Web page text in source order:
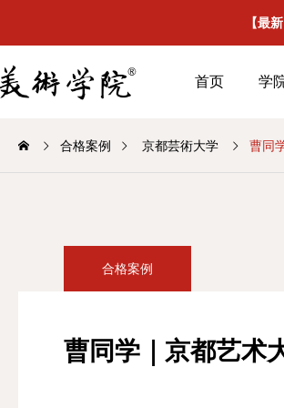
【最
首页 学
合格案例 京都芸術大学 曹同
合格案例
曹同学｜京都艺术